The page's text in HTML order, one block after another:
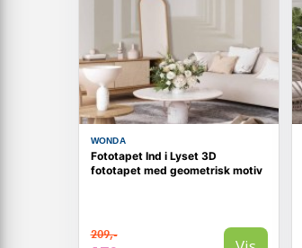
WONDA
Fototapet Ind i Lyset 3D
fototapet med geometrisk motiv
209,-